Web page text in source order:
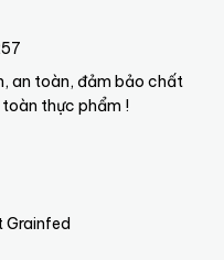
an toàn, đảm bảo chất
toàn thực phẩm !
Grainfed